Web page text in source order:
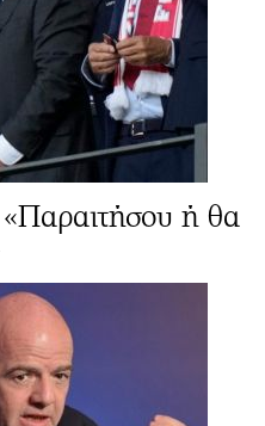
«Παραιτήσου ή θα